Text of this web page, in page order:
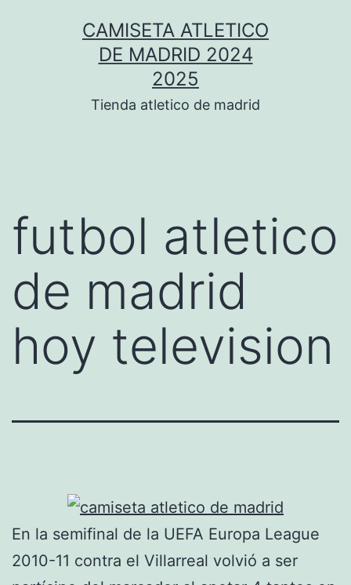
CAMISETA ATLETICO
DE MADRID 2024
2025
Tienda atletico de madrid
futbol atletico
de madrid
hoy television
En la semifinal de la UEFA Europa League
2010-11 contra el Villarreal volvió a ser